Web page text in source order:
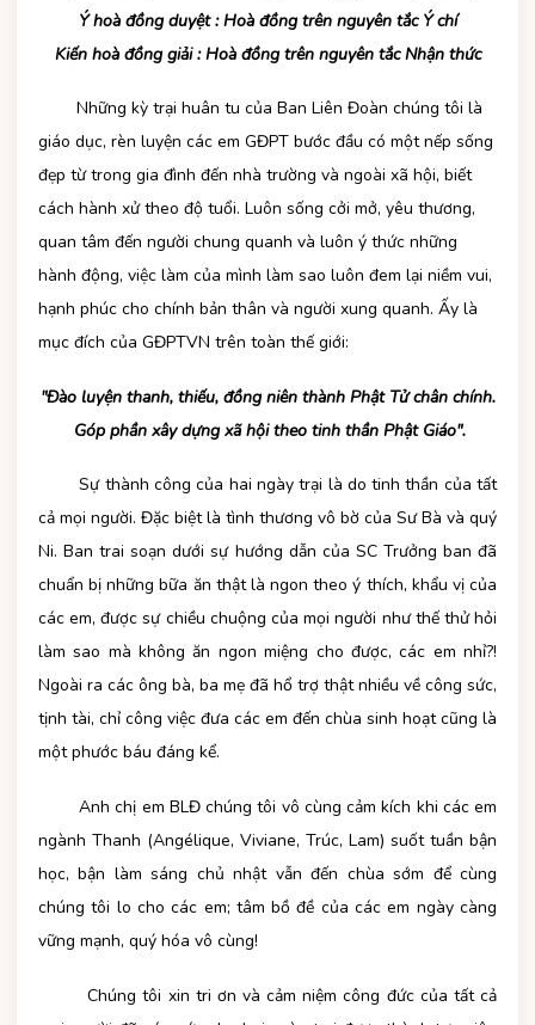
Ý hoà đồng duyệt : Hoà đồng trên nguyên tắc Ý chí
Kiến hoà đồng giải : Hoà đồng trên nguyên tắc Nhận thức
Những kỳ trại huân tu của Ban Liên Đoàn chúng tôi là
giáo dục, rèn luyện các em GĐPT bước đầu có một nếp sống
đẹp từ trong gia đình đến nhà trường và ngoài xã hội, biết
cách hành xử theo độ tuổi. Luôn sống cởi mở, yêu thương,
quan tâm đến người chung quanh và luôn ý thức những
hành động, việc làm của mình làm sao luôn đem lại niềm vui,
hạnh phúc cho chính bản thân và người xung quanh. Ấy là
mục đích của GĐPTVN trên toàn thế giới:
"Ðào luyện thanh, thiếu, đồng niên thành Phật Tử chân chính.
Góp phần xây dựng xã hội theo tinh thần Phật Giáo".
Sự thành công của hai ngày trại là do tinh thần của tất
cả mọi người. Đặc biệt là tình thương vô bờ của Sư Bà và quý
Ni. Ban trai soạn dưới sự hướng dẫn của SC Trưởng ban đã
chuẩn bị những bữa ăn thật là ngon theo ý thích, khẩu vị của
các em, được sự chiều chuộng của mọi người như thế thử hỏi
làm sao mà không ăn ngon miệng cho được, các em nhỉ?!
Ngoài ra các ông bà, ba mẹ đã hổ trợ thật nhiều về công sức,
tịnh tài, chỉ công việc đưa các em đến chùa sinh hoạt cũng là
một phước báu đáng kể.
Anh chị em BLĐ chúng tôi vô cùng cảm kích khi các em
ngành Thanh (Angélique, Viviane, Trúc, Lam) suốt tuần bận
học, bận làm sáng chủ nhật vẫn đến chùa sớm để cùng
chúng tôi lo cho các em; tâm bồ đề của các em ngày càng
vững mạnh, quý hóa vô cùng!
Chúng tôi xin tri ơn và cảm niệm công đức của tất cả